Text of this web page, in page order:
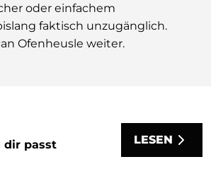
oder einfachem
faktisch unzugänglich.
Ofenheusle weiter.
dir passt
LESEN